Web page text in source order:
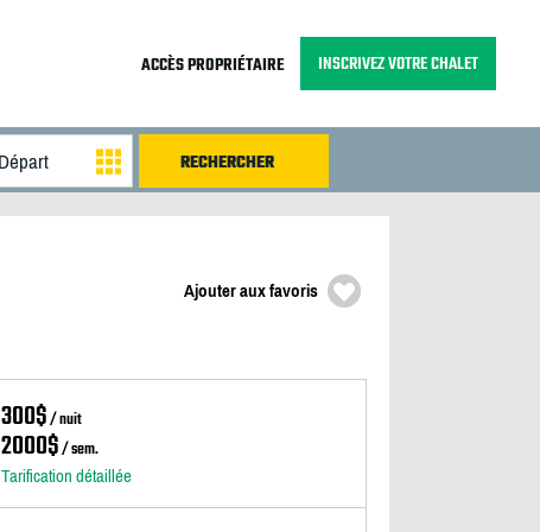
ACCÈS PROPRIÉTAIRE INSCRIVEZ VOTRE CHALET
Ajouter aux favoris
300$/ nuit
2000$/ sem.
Tarification détaillée